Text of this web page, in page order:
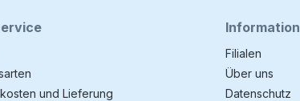
und Lieferung
Information
Filialen
Über uns
Datenschutz